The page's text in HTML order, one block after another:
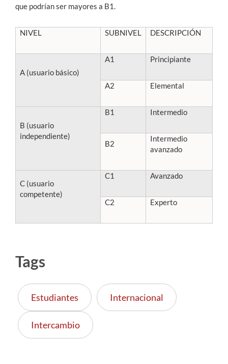
que podrían ser mayores a B1.
NIVEL SUBNIVEL DESCRIPCIÓN
A (usuario básico)
A1 Principiante
A2 Elemental
B (usuario
independiente)
B1 Intermedio
B2
Intermedio
avanzado
C (usuario
competente)
C1 Avanzado
C2 Experto
Tags
Estudiantes Internacional
Intercambio